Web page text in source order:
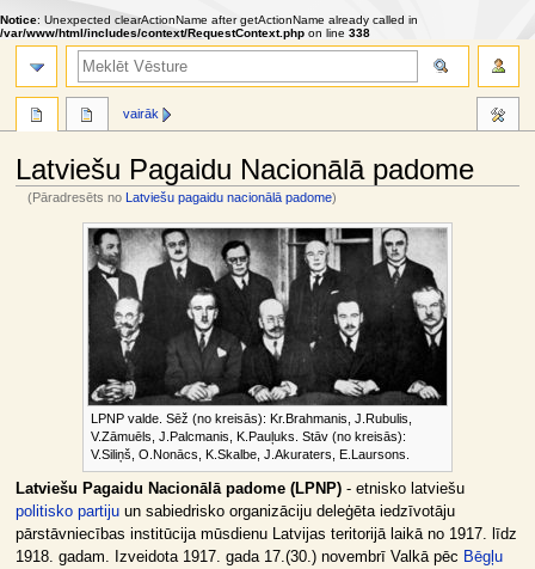
Notice: Unexpected clearActionName after getActionName already called in
/var/www/html/includes/context/RequestContext.php on line 338
Latviešu Pagaidu Nacionālā padome
(Pāradresēts noLatviešu pagaidu nacionālā padome)
LPNP valde. Sēž (no kreisās): Kr.Brahmanis, J.Rubulis,
V.Zāmuēls, J.Palcmanis, K.Pauļuks. Stāv (no kreisās):
V.Siliņš, O.Nonācs, K.Skalbe, J.Akuraters, E.Laursons.
Latviešu Pagaidu Nacionālā padome (LPNP)- etnisko latviešu
politisko partijuun sabiedrisko organizāciju deleģēta iedzīvotāju
pārstāvniecības institūcija mūsdienu Latvijas teritorijā laikā no 1917. līdz
1918. gadam. Izveidota 1917. gada 17.(30.) novembrī Valkā pēc Bēgļu
vairāk
meklēt